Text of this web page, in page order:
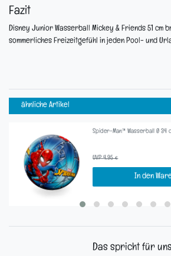
Fazit
Disney Junior Wasserball Mickey & Friends 51 cm
sommerliches Freizeitgefühl in jeden Pool- und
ähnliche Artikel
Spider-Man™ Wasserball Ø 34
UVP 4,95 €
In den
Das spricht für